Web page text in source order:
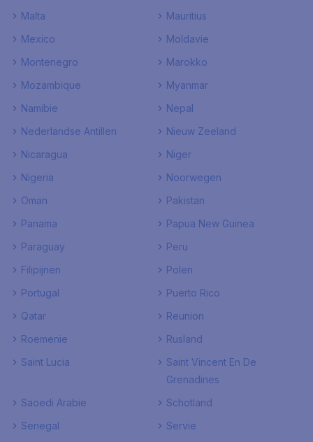
Malta
Mauritius
Mexico
Moldavie
Montenegro
Marokko
Mozambique
Myanmar
Namibie
Nepal
Nederlandse Antillen
Nieuw Zeeland
Nicaragua
Niger
Nigeria
Noorwegen
Oman
Pakistan
Panama
Papua New Guinea
Paraguay
Peru
Filipijnen
Polen
Portugal
Puerto Rico
Qatar
Reunion
Roemenie
Rusland
Saint Lucia
Saint Vincent En De
Grenadines
Saoedi Arabie
Schotland
Senegal
Servie